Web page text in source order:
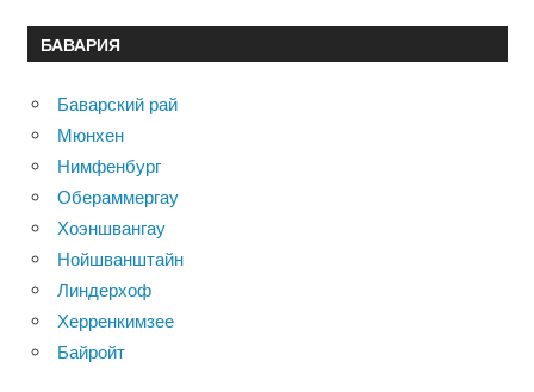
БАВАРИЯ
Баварский рай
Мюнхен
Нимфенбург
Обераммергау
Хоэншвангау
Нойшванштайн
Линдерхоф
Херренкимзее
Байройт